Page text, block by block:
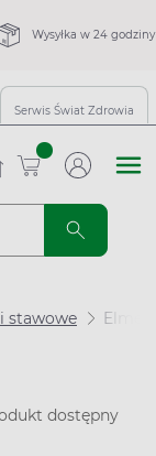
Wysyłka w 24 godziny
Serwis Świat Zdrowia
sztuk
stawowe
dostępny